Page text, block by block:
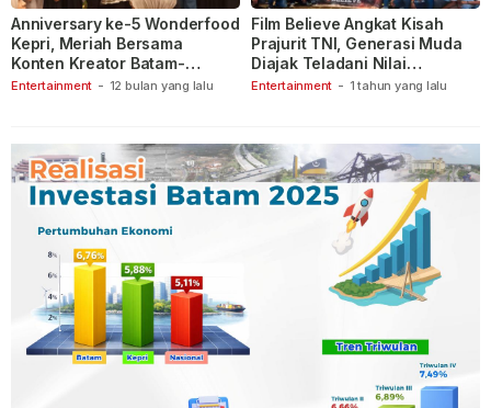
Entertainment - 12 bulan yang lalu
Anniversary ke-5 Wonderfood
Kepri, Meriah Bersama
Konten Kreator Batam-
Tanjungpinang
Entertainment - 1 tahun yang lalu
Film Believe Angkat Kisah
Prajurit TNI, Generasi Muda
Diajak Teladani Nilai
Keberanian